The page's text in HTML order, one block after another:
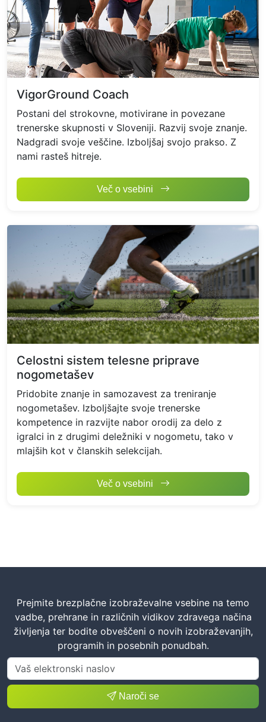
VigorGround Coach
Postani del strokovne, motivirane in povezane
trenerske skupnosti v Sloveniji. Razvij svoje znanje.
Nadgradi svoje veščine. Izboljšaj svojo prakso. Z
nami rasteš hitreje.
Več o vsebini VigorGround Coach
Celostni sistem telesne priprave
nogometašev
Pridobite znanje in samozavest za treniranje
nogometašev. Izboljšajte svoje trenerske
kompetence in razvijte nabor orodij za delo z
igralci in z drugimi deležniki v nogometu, tako v
mlajših kot v članskih selekcijah.
Več o vsebini Celostni sistem telesne
Prejmite brezplačne izobraževalne vsebine na temo
vadbe, prehrane in različnih vidikov zdravega načina
življenja ter bodite obveščeni o novih izobraževanjih,
programih in posebnih ponudbah.
Naroči se